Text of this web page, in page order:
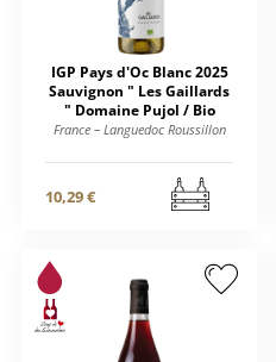
IGP Pays d'Oc Blanc 2025
Sauvignon " Les Gaillards
" Domaine Pujol / Bio
France – Languedoc Roussillon
10,29 €